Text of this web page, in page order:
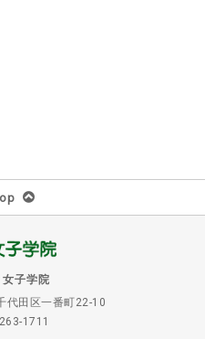
子学院
代田区一番町22-10
1711